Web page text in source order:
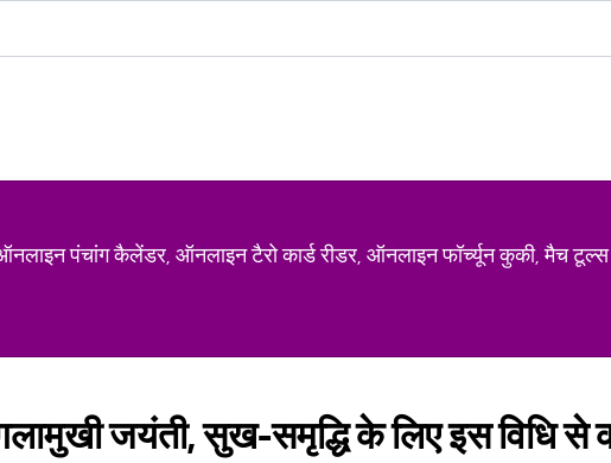
पंचांग कैलेंडर, ऑनलाइन टैरो कार्ड रीडर, ऑनलाइन फॉर्च्यून कुकी, मैच टूल्स
जयंती, सुख-समृद्धि के लिए इस विधि से